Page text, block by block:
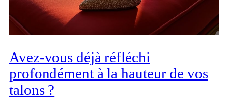
Avez-vous déjà réfléchi
profondément à la hauteur de vos
talons ?